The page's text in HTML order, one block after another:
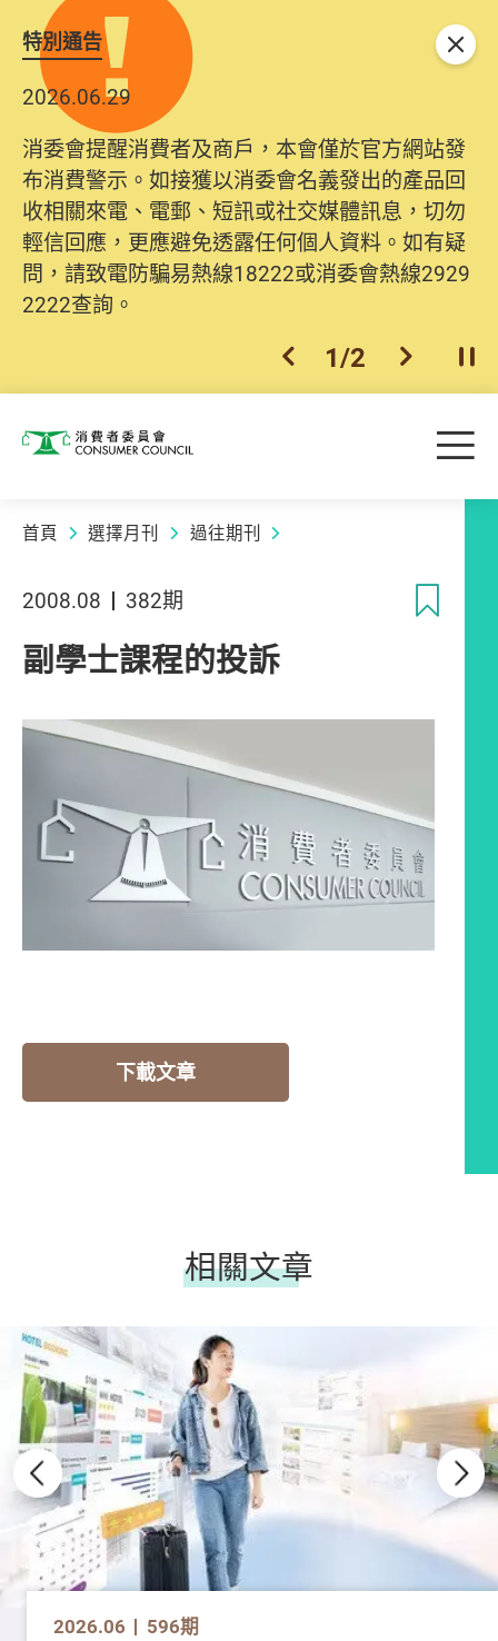
特別通告
2026.06.29
消委會提醒消費者及商戶，本會僅於官方網站發
布消費警示。如接獲以消委會名義發出的產品回
收相關來電、電郵、短訊或社交媒體訊息，切勿
輕信回應，更應避免透露任何個人資料。如有疑
問，請致電防騙易熱線18222或消委會熱線2929
2222查詢。
上一個
1/2 下一個開
關閉
消費者委員會 目
首頁 選擇月刊 過往期刊
2008.08 382期
副學士課程的投訴
下載文章
相關文章
2026.06 596期